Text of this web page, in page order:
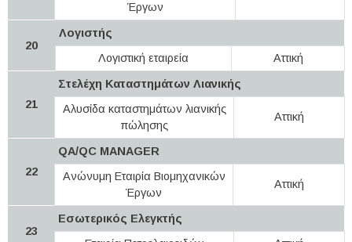
Έργων
20
Λογιστής
Λογιστική εταιρεία
Αττική
21
Στελέχη Καταστημάτων Λιανικής
Αλυσίδα καταστημάτων λιανικής
πώλησης
Αττική
22
QA/QC MANAGER
Ανώνυμη Εταιρία Βιομηχανικών
Έργων
Αττική
23
Εσωτερικός Ελεγκτής